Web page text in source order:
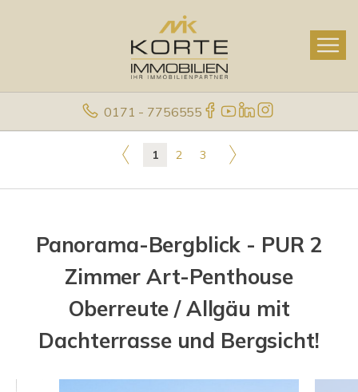
0171 - 7756555
1 2 3
Panorama-Bergblick - PUR 2
Zimmer Art-Penthouse
Oberreute / Allgäu mit
Dachterrasse und Bergsicht!